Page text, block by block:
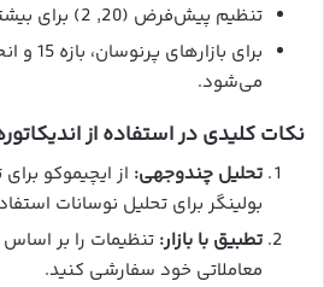
تنظیم پیش‌فرض (20, 2) برای بیشتر بازارها مناسب است.
می‌شود.
نکات کلیدی در استفاده از
تحلیل چندوجهی: از ایچیموکو
بولینگر برای تحلیل نوسانات
تطبیق با بازار: تنظیمات را بر اساس
معاملاتی خود سفارشی کنید.